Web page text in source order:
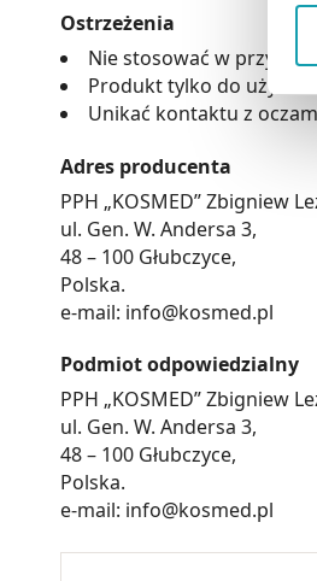
Ostrzeżenia
Nie stosować w
Produkt tylko do użytku
Unikać kontaktu z
Adres producenta
PPH „KOSMED” Zbigniew
ul. Gen. W. Andersa 3,
48 – 100 Głubczyce,
Polska.
e-mail: info@kosmed.pl
Podmiot odpowiedzialny
PPH „KOSMED” Zbigniew
ul. Gen. W. Andersa 3,
48 – 100 Głubczyce,
Polska.
e-mail: info@kosmed.pl